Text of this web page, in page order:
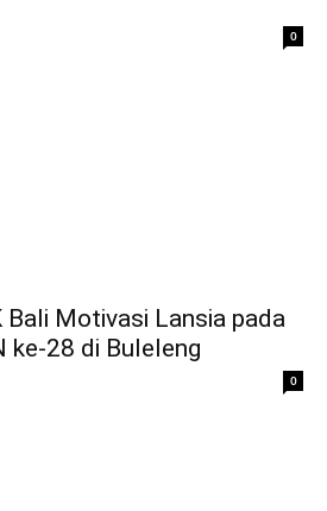
0
Bali Motivasi Lansia pada
ke-28 di Buleleng
0